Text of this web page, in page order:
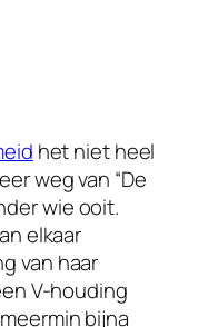
het niet heel
weg van “De
wie ooit.
elkaar
van haar
V-houding
bijna